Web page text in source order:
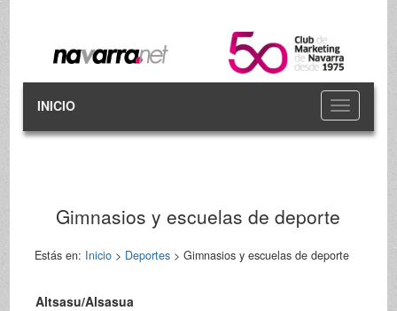
Toggle
navigation
INICIO
Gimnasios y escuelas de deporte
Estás en: Inicio> Deportes> Gimnasios y escuelas de deporte
Altsasu/Alsasua